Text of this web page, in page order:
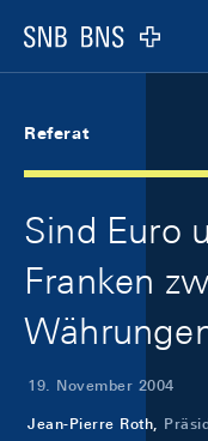
Logo
Referat
Sind Euro
Franken
19. November 2004
Jean-Pierre Roth,